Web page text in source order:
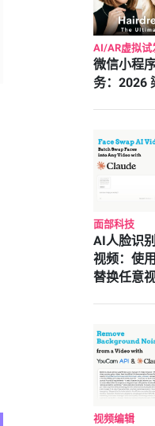
AI/AR虚拟试
微信小程
务：2026
面部科技
AI人脸识
视频：使
替换任意
视频编辑